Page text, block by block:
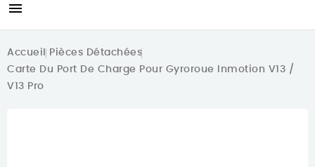

Accueil
Pièces Détachées
Carte Du Port De Charge Pour Gyroroue Inmotion V13 /
V13 Pro